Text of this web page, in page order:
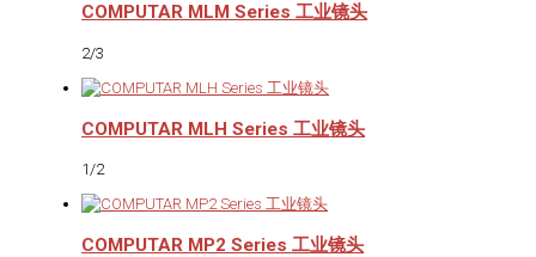
COMPUTAR MLM Series 工业镜头
2/3
COMPUTAR MLH Series 工业镜头
1/2
COMPUTAR MP2 Series 工业镜头